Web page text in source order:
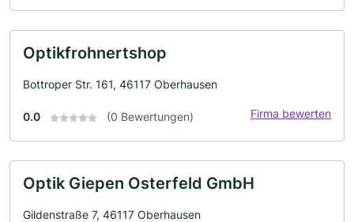
Optikfrohnertshop
Bottroper Str. 161, 46117 Oberhausen
0.0 (0 Bewertungen) Firma bewerten
Optik Giepen Osterfeld GmbH
Gildenstraße 7, 46117 Oberhausen